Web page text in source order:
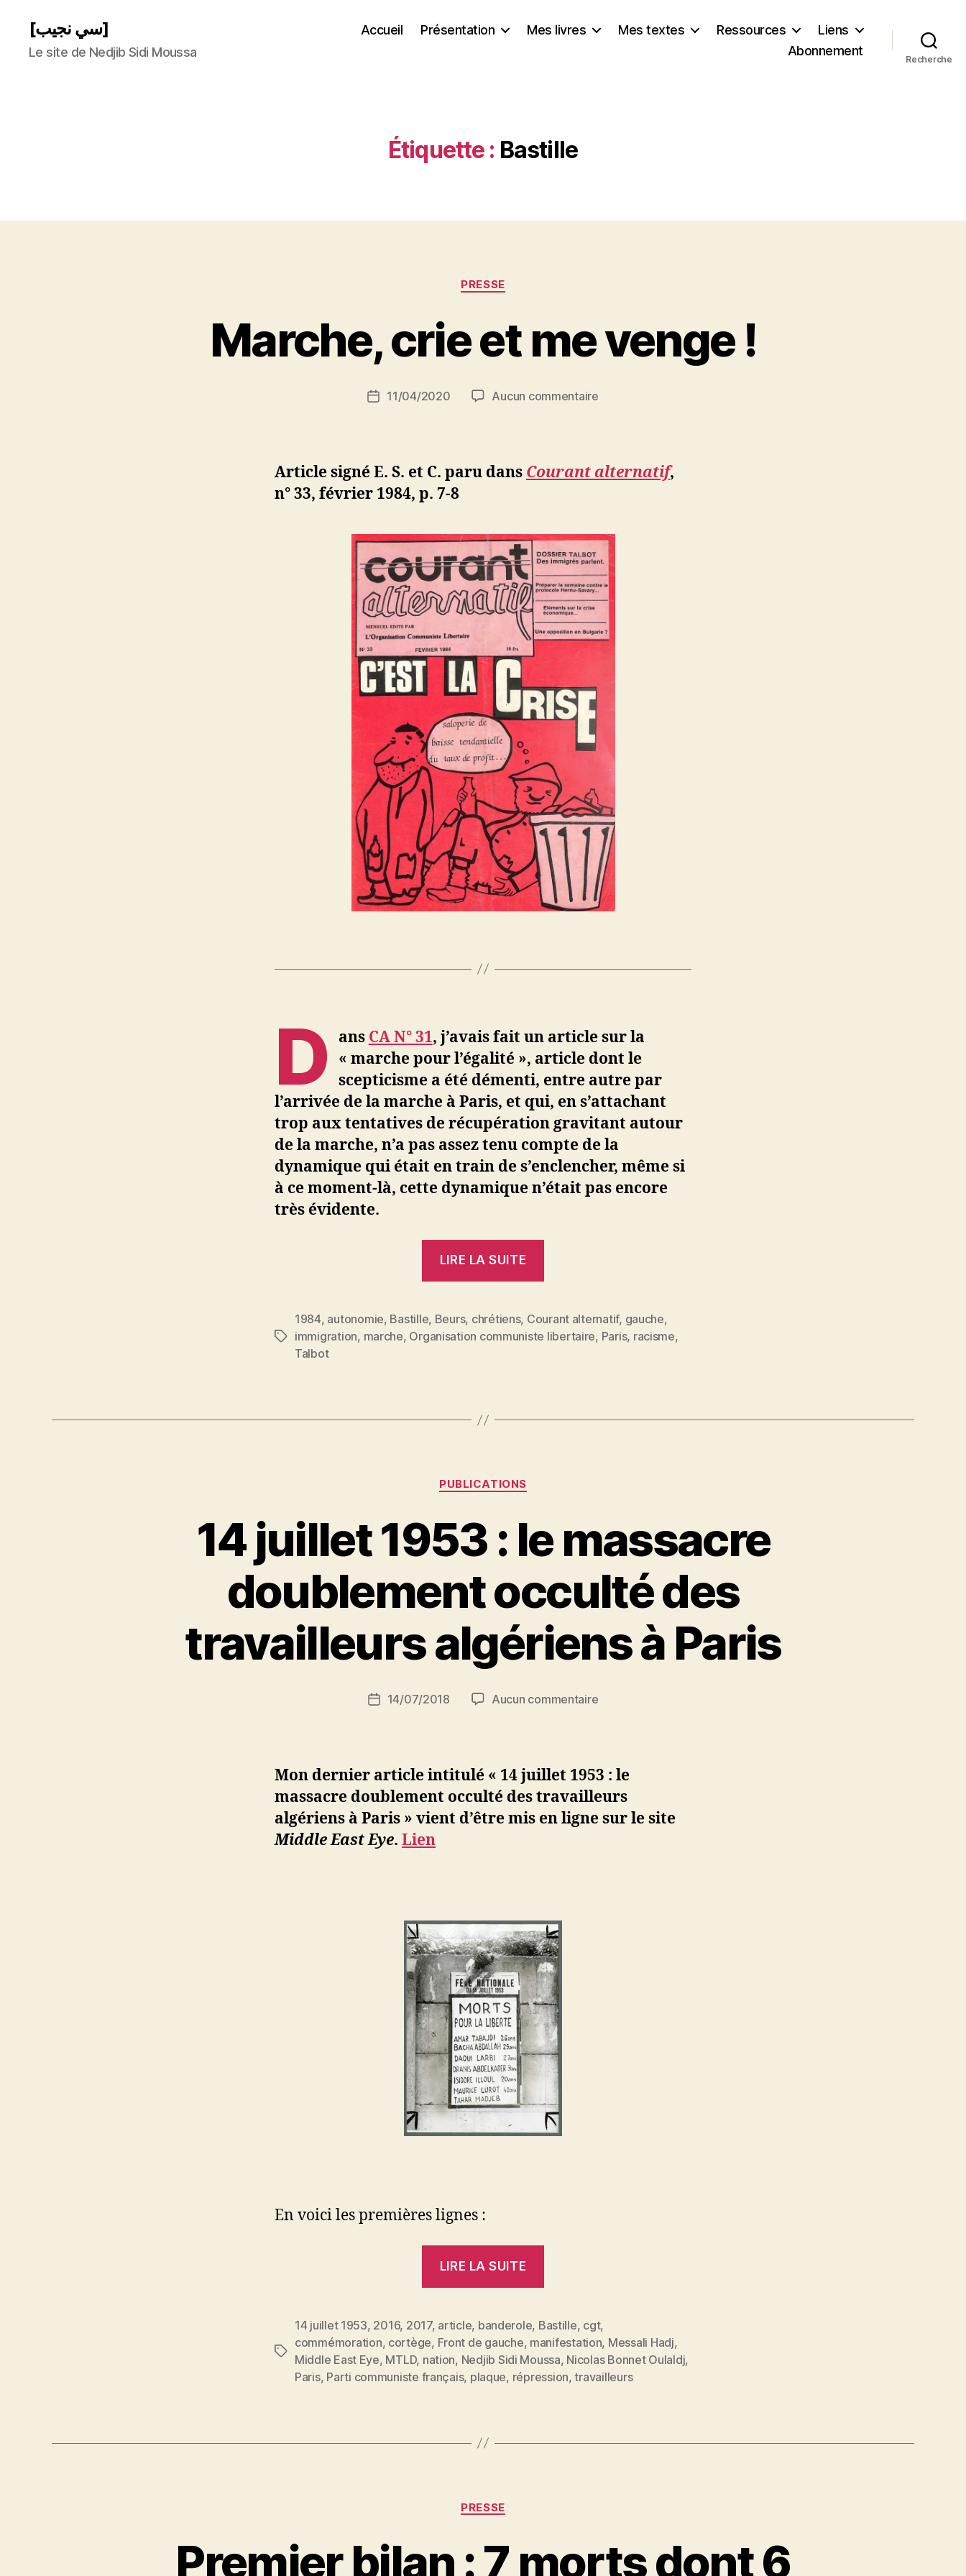
[سي نجيب]
Le site de Nedjib Sidi Moussa
Accueil Présentation Mes livres Mes textes Ressources
Liens
Abonnement
Recherche
Étiquette : Bastille
Catégories
PRESSE
Marche, crie et me venge !
a
S
N
b
Date11/04/2020 Aucun commentairesur
me
venge
Article signé E. S. et C. paru dans Courant alternatif,
n° 33, février 1984, p. 7-8
D ans CA N° 31, j’avais fait un article sur la
« marche pour l’égalité », article dont le
scepticisme a été démenti, entre autre par
l’arrivée de la marche à Paris, et qui, en s’attachant
trop aux tentatives de récupération gravitant autour
de la marche, n’a pas assez tenu compte de la
dynamique qui était en train de s’enclencher, même si
à ce moment-là, cette dynamique n’était pas encore
très évidente.
LIRE LA SUITE
me
venge
Étiquettes
1984, autonomie, Bastille, Beurs, chrétiens, Courant alternatif, gauche,
immigration, marche, Organisation communiste libertaire, Paris, racisme,
Talbot
Catégories
PUBLICATIONS
14 juillet 1953 : le massacre
doublement occulté des
travailleurs algériens à Paris
a
r
S
N
b
Date14/07/2018 Aucun commentairesur
:
le
massacre
doublement
Mon dernier article intitulé « 14 juillet 1953 : le
massacre doublement occulté des travailleurs
algériens à Paris » vient d’être mis en ligne sur le site
Middle East Eye. Lien
En voici les premières lignes :
LIRE LA SUITE
:
le
massacre
doublement
Étiquettes
14 juillet 1953, 2016, 2017, article, banderole, Bastille, cgt,
commémoration, cortège, Front de gauche, manifestation, Messali Hadj,
Middle East Eye, MTLD, nation, Nedjib Sidi Moussa, Nicolas Bonnet Oulaldj,
Paris, Parti communiste français, plaque, répression,travailleurs
Catégories
PRESSE
Premier bilan : 7 morts dont 6